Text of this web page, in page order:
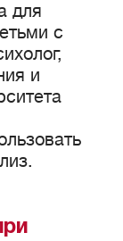
для
с
и